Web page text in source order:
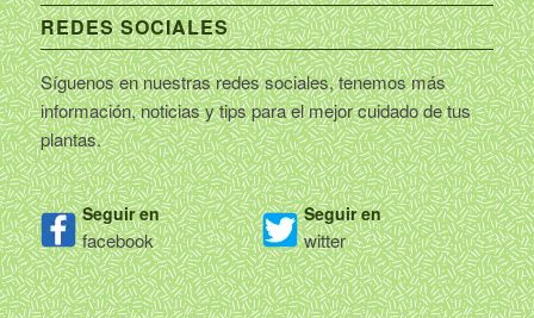
REDES SOCIALES
Síguenos en nuestras redes sociales, tenemos más
información, noticias y tips para el mejor cuidado de tus
plantas.
Seguir en
facebook
Seguir en
witter